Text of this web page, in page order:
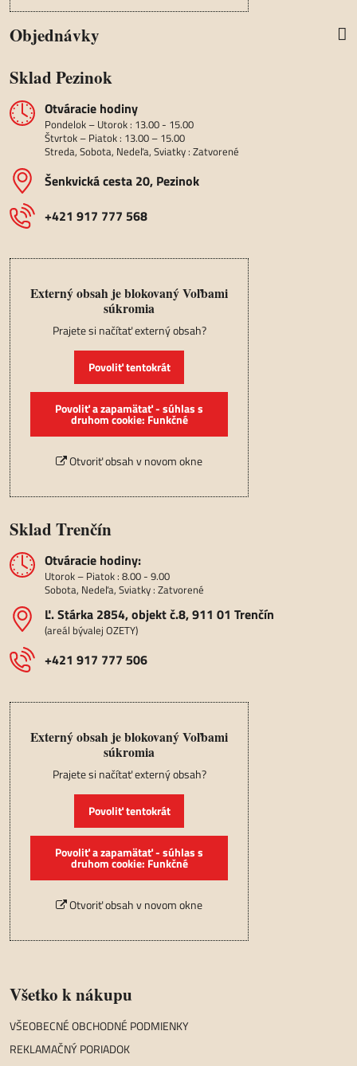
Objednávky
Sklad Pezinok
Otváracie hodiny
Pondelok – Utorok : 13.00 - 15.00
Štvrtok – Piatok : 13.00 – 15.00
Streda, Sobota, Nedeľa, Sviatky : Zatvorené
Šenkvická cesta 20, Pezinok
+421 917 777 568
Externý obsah je blokovaný Voľbami
súkromia
Prajete si načítať externý obsah?
Povoliť tentokrát
Povoliť a zapamätať - súhlas s
druhom cookie: Funkčné
Otvoriť obsah v novom okne
Sklad Trenčín
Otváracie hodiny:
Utorok – Piatok : 8.00 - 9.00
Sobota, Nedeľa, Sviatky : Zatvorené
Ľ​. Stárka 2854, objekt č​.8, 911 01 Trenčín
(areál bývalej OZETY)
+421 917 777 506
Externý obsah je blokovaný Voľbami
súkromia
Prajete si načítať externý obsah?
Povoliť tentokrát
Povoliť a zapamätať - súhlas s
druhom cookie: Funkčné
Otvoriť obsah v novom okne
Všetko k nákupu
VŠEOBECNÉ OBCHODNÉ PODMIENKY
REKLAMAČNÝ PORIADOK